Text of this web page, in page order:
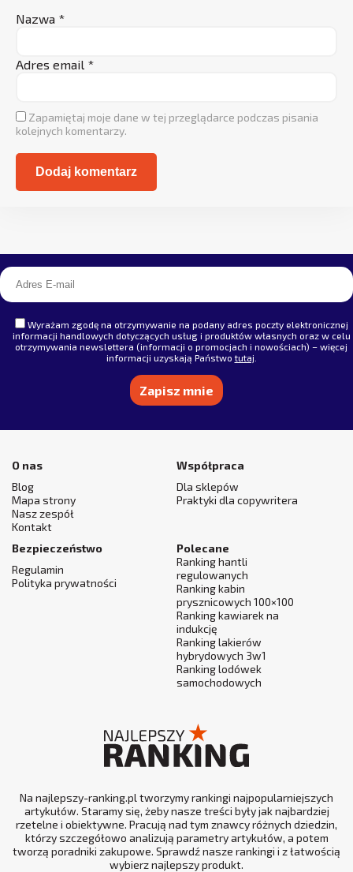
Nazwa *
Adres email *
Zapamiętaj moje dane w tej przeglądarce podczas pisania
kolejnych komentarzy.
Wyrażam zgodę na otrzymywanie na podany adres poczty elektronicznej
informacji handlowych dotyczących usług i produktów własnych oraz w celu
otrzymywania newslettera (informacji o promocjach i nowościach) – więcej
informacji uzyskają Państwotutaj
O nas
Blog
Mapa strony
Nasz zespół
Kontakt
Współpraca
Dla sklepów
Praktyki dla copywritera
Bezpieczeństwo
Regulamin
Polityka prywatności
Polecane
Ranking hantli
regulowanych
Ranking kabin
prysznicowych 100×100
Ranking kawiarek na
indukcję
Ranking lakierów
hybrydowych 3w1
Ranking lodówek
samochodowych
Na najlepszy-ranking.pl tworzymy rankingi najpopularniejszych
artykułów. Staramy się, żeby nasze treści były jak najbardziej
rzetelne i obiektywne. Pracują nad tym znawcy różnych dziedzin,
którzy szczegółowo analizują parametry artykułów, a potem
tworzą poradniki zakupowe. Sprawdź nasze rankingi i z łatwością
wybierz najlepszy produkt.